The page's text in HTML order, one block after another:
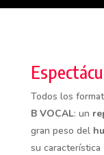
Todos los
B VOCAL: un
gran peso del
su característica